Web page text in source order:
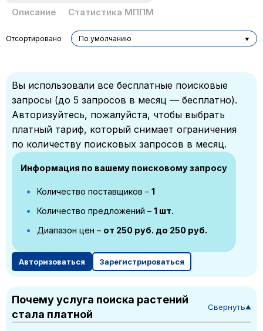
Описание
Статистика МППМ
Отсортировано По умолчанию
Вы использовали все бесплатные поисковые
запросы (до 5 запросов в месяц — бесплатно).
Авторизуйтесь, пожалуйста, чтобы выбрать
платный тариф, который снимает ограничения
по количеству поисковых запросов в месяц.
Информация по вашему поисковому запросу
Количество поставщиков – 1
Количество предложений – 1 шт.
Диапазон цен – от 250 руб. до 250 руб.
Авторизоваться Зарегистрироваться
Почему услуга поиска растений
стала платной
Свернуть▼